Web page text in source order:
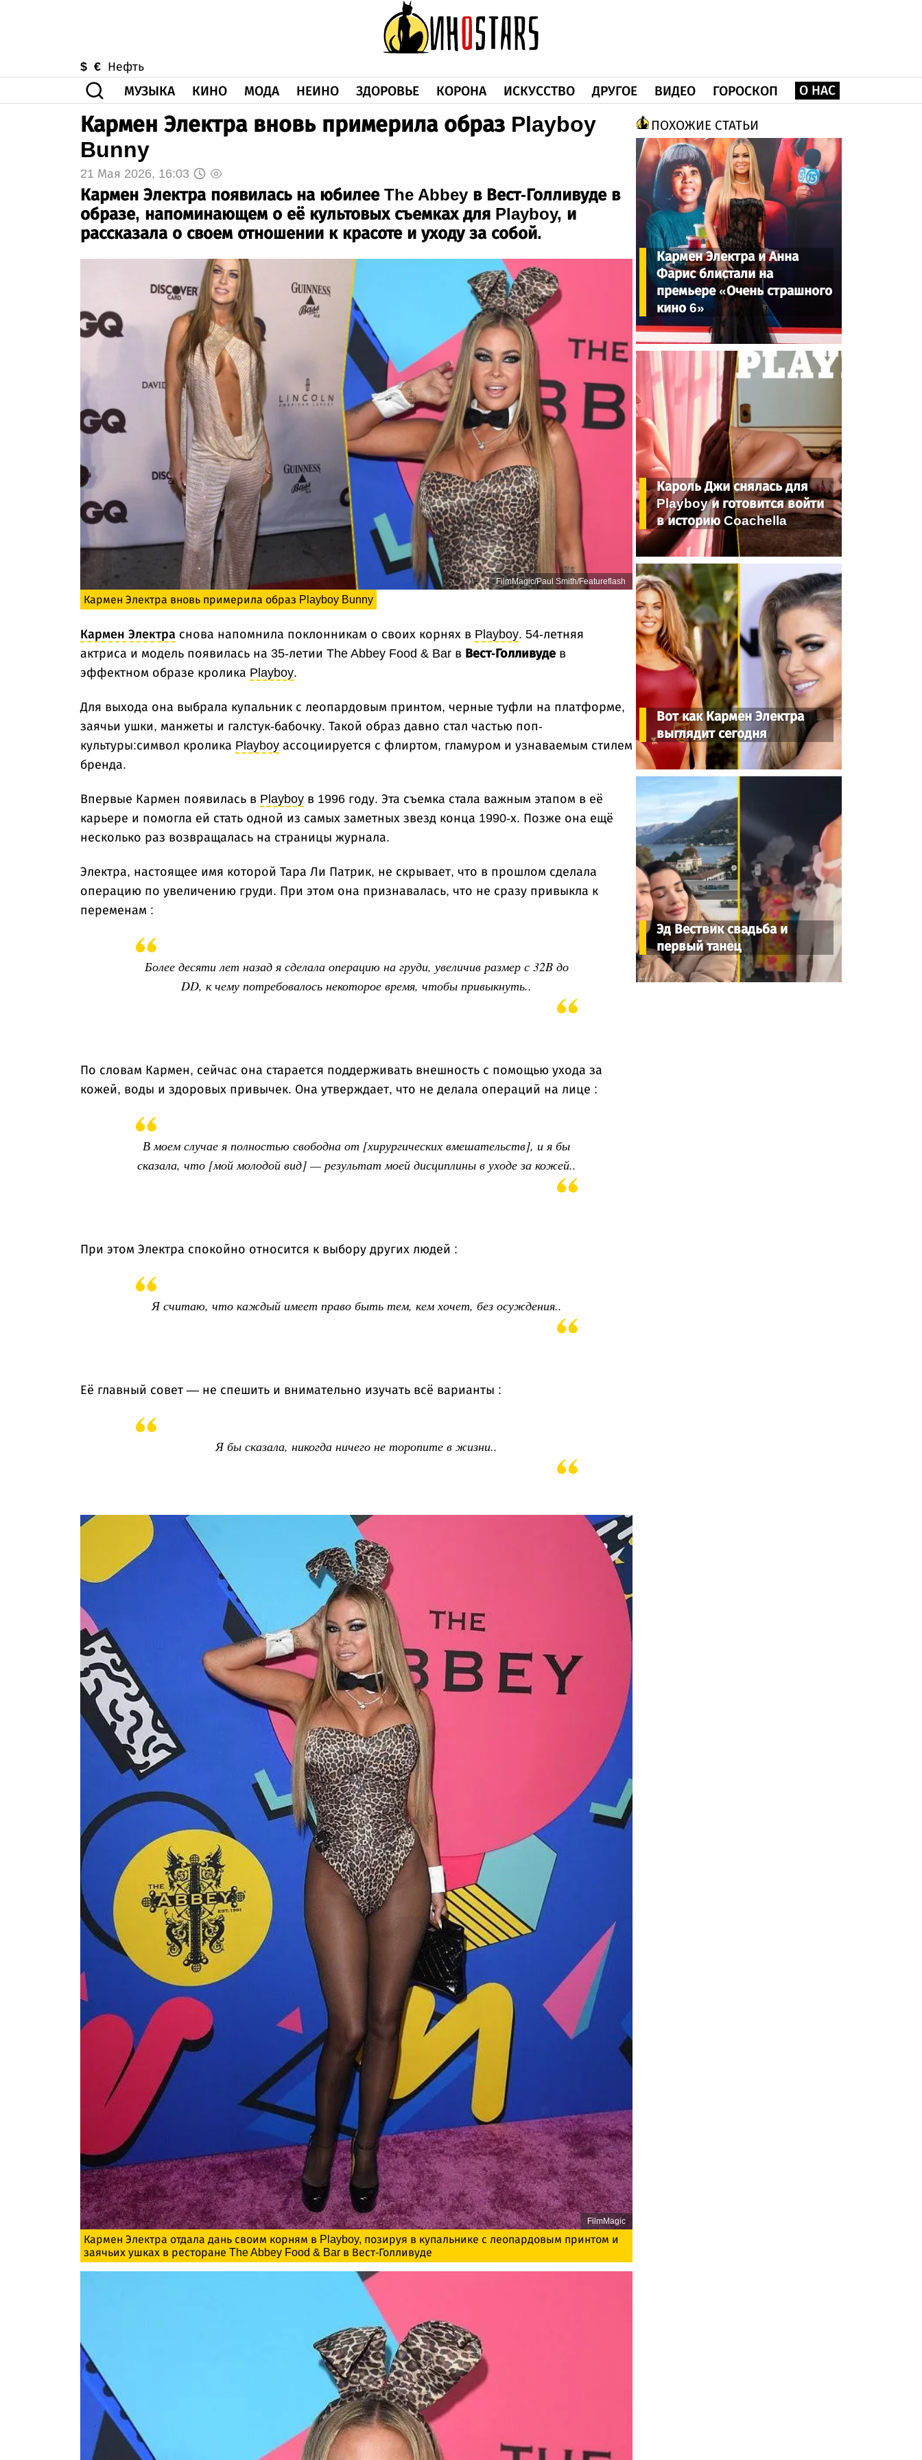
$ € Нефть
МУЗЫКА КИНО МОДА НЕИНО ЗДОРОВЬЕ КОРОНА ИСКУССТВО ДРУГОЕ ВИДЕО ГОРОСКОП О НАС
Кармен Электра вновь примерила образ Playboy
Bunny
21 Мая 2026, 16:03
Кармен Электра появилась на юбилее The Abbey в Вест-Голливуде в
образе, напоминающем о её культовых съемках для Playboy, и
рассказала о своем отношении к красоте и уходу за собой.
FilmMagic/Paul Smith/Featureflash
Кармен Электра вновь примерила образ Playboy Bunny
Кармен Электра снова напомнила поклонникам о своих корнях в Playboy. 54-летняя
актриса и модель появилась на 35-летии The Abbey Food & Bar в Вест-Голливуде в
эффектном образе кролика Playboy.
Для выхода она выбрала купальник с леопардовым принтом, черные туфли на платформе,
заячьи ушки, манжеты и галстук-бабочку. Такой образ давно стал частью поп-
культуры:символ кролика Playboy ассоциируется с флиртом, гламуром и узнаваемым стилем
бренда.
Впервые Кармен появилась в Playboy в 1996 году. Эта съемка стала важным этапом в её
карьере и помогла ей стать одной из самых заметных звезд конца 1990-х. Позже она ещё
несколько раз возвращалась на страницы журнала.
Электра, настоящее имя которой Тара Ли Патрик, не скрывает, что в прошлом сделала
операцию по увеличению груди. При этом она признавалась, что не сразу привыкла к
переменам :
Более десяти лет назад я сделала операцию на груди, увеличив размер с 32B до
DD, к чему потребовалось некоторое время, чтобы привыкнуть..
По словам Кармен, сейчас она старается поддерживать внешность с помощью ухода за
кожей, воды и здоровых привычек. Она утверждает, что не делала операций на лице :
В моем случае я полностью свободна от [хирургических вмешательств], и я бы
сказала, что [мой молодой вид] — результат моей дисциплины в уходе за кожей..
При этом Электра спокойно относится к выбору других людей :
Я считаю, что каждый имеет право быть тем, кем хочет, без осуждения..
Её главный совет — не спешить и внимательно изучать всё варианты :
Я бы сказала, никогда ничего не торопите в жизни..
FilmMagic
Кармен Электра отдала дань своим корням в Playboy, позируя в купальнике с леопардовым принтом и
заячьих ушках в ресторане The Abbey Food & Bar в Вест-Голливуде
ПОХОЖИЕ СТАТЬИ
Кармен Электра и Анна
Фарис блистали на
премьере «Очень страшного
кино 6»
Кароль Джи снялась для
Playboy и готовится войти
в историю Coachella
Вот как Кармен Электра
выглядит сегодня
Эд Вествик свадьба и
первый танец